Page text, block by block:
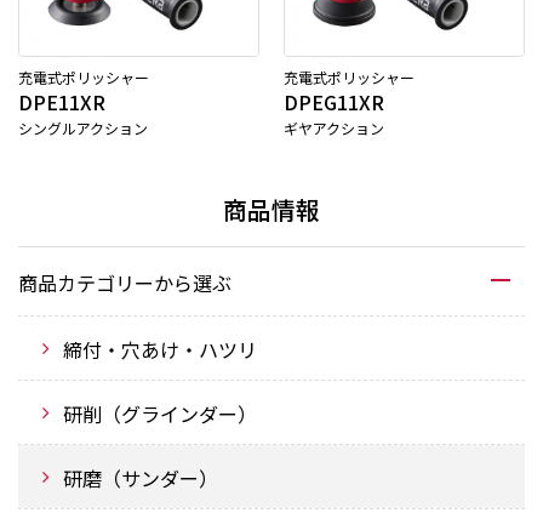
充電式ポリッシャー
DPE11XR
シングルアクション
充電式ポリッシャー
DPEG11XR
ギヤアクション
商品情報
商品カテゴリーから選ぶ
締付・穴あけ・ハツリ
研削（グラインダー）
研磨（サンダー）